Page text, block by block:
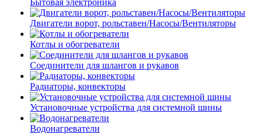
Бытовая электроника
Двигатели ворот, рольставен/Насосы/Вентиляторы
Котлы и обогреватели
Соединители для шлангов и рукавов
Радиаторы, конвекторы
Установочные устройства для системной шины
Водонагреватели